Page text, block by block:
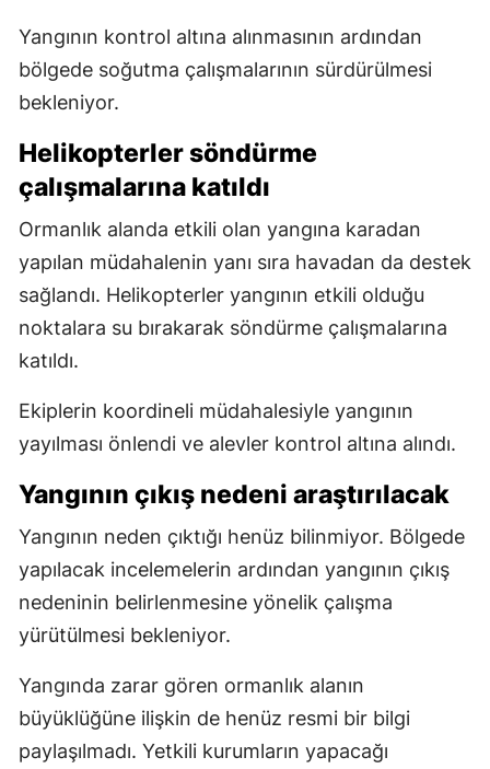
Yangının kontrol altına alınmasının ardından
bölgede soğutma çalışmalarının sürdürülmesi
bekleniyor.
Helikopterler söndürme
çalışmalarına katıldı
Ormanlık alanda etkili olan yangına karadan
yapılan müdahalenin yanı sıra havadan da destek
sağlandı. Helikopterler yangının etkili olduğu
noktalara su bırakarak söndürme çalışmalarına
katıldı.
Ekiplerin koordineli müdahalesiyle yangının
yayılması önlendi ve alevler kontrol altına alındı.
Yangının çıkış nedeni araştırılacak
Yangının neden çıktığı henüz bilinmiyor. Bölgede
yapılacak incelemelerin ardından yangının çıkış
nedeninin belirlenmesine yönelik çalışma
yürütülmesi bekleniyor.
Yangında zarar gören ormanlık alanın
büyüklüğüne ilişkin de henüz resmi bir bilgi
paylaşılmadı. Yetkili kurumların yapacağı